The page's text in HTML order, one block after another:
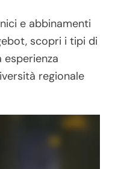
e abbinamenti
scopri i tipi di
regionale